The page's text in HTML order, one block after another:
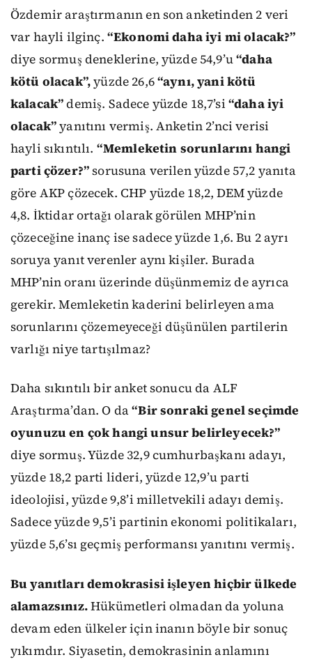
Özdemir araştırmanın en son anketinden 2 veri
var hayli ilginç. “Ekonomi daha iyi mi olacak?”
diye sormuş deneklerine, yüzde 54,9’u“daha
kötü olacak”,yüzde 26,6“aynı, yani kötü
kalacak”demiş. Sadece yüzde 18,7’si “daha iyi
olacak”yanıtını vermiş. Anketin 2’nci verisi
hayli sıkıntılı. “Memleketin sorunlarını hangi
parti çözer?”sorusuna verilen yüzde 57,2 yanıta
göre AKP çözecek. CHP yüzde 18,2, DEM yüzde
4,8. İktidar ortağı olarak görülen MHP’nin
çözeceğine inanç ise sadece yüzde 1,6. Bu 2 ayrı
soruya yanıt verenler aynı kişiler. Burada
MHP’nin oranı üzerinde düşünmemiz de ayrıca
gerekir. Memleketin kaderini belirleyen ama
sorunlarını çözemeyeceği düşünülen partilerin
varlığı niye tartışılmaz?
Daha sıkıntılı bir anket sonucu da ALF
Araştırma’dan. O da“Bir sonraki genel seçimde
oyunuzu en çok hangi unsur belirleyecek?”
diye sormuş. Yüzde 32,9 cumhurbaşkanı adayı,
yüzde 18,2 parti lideri, yüzde 12,9’u parti
ideolojisi, yüzde 9,8’i milletvekili adayı demiş.
Sadece yüzde 9,5’i partinin ekonomi politikaları,
yüzde 5,6’sı geçmiş performansı yanıtını vermiş.
Bu yanıtları demokrasisi işleyen hiçbir ülkede
alamazsınız.Hükümetleri olmadan da yoluna
devam eden ülkeler için inanın böyle bir sonuç
yıkımdır. Siyasetin, demokrasinin anlamını